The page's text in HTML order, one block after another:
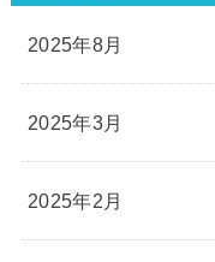
2025年8月
2025年3月
2025年2月